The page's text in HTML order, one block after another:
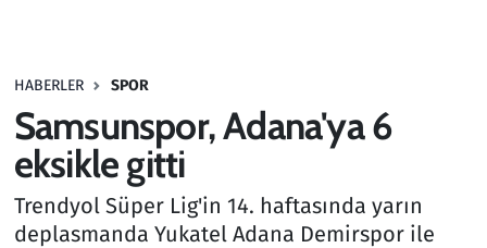
HABERLER SPOR
Samsunspor, Adana'ya 6
eksikle gitti
Trendyol Süper Lig'in 14. haftasında yarın
deplasmanda Yukatel Adana Demirspor ile
Haber
Kültür Sanat
Kurumsal Haberler